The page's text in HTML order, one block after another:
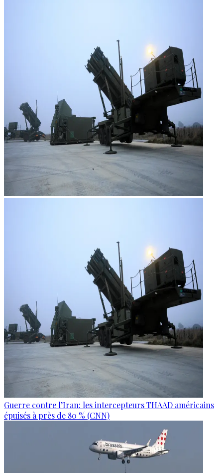
Guerre contre l’Iran: les intercepteurs THAAD américains
épuisés à près de 80 % (CNN)